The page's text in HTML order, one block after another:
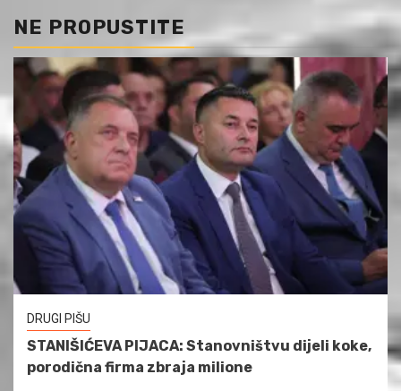
NE PROPUSTITE
DRUGI PIŠU
STANIŠIĆEVA PIJACA: Stanovništvu dijeli koke,
porodična firma zbraja milione